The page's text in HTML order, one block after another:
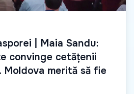
| Maia Sandu:
convinge cetățenii
Moldova merită să fie